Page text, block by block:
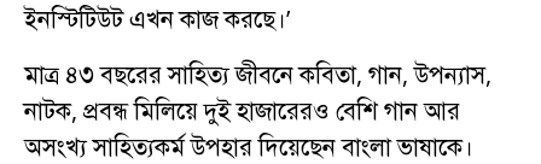
ইনস্টিটিউট এখন কাজ করছে।’
মাত্র ৪৩ বছরের সাহিত্য জীবনে কবিতা, গান, উপন্যাস,
নাটক, প্রবন্ধ মিলিয়ে দুই হাজারেরও বেশি গান আর
অসংখ্য সাহিত্যকর্ম উপহার দিয়েছেন বাংলা ভাষাকে।